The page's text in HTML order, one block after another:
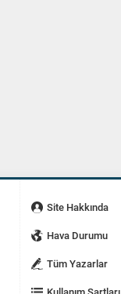
Site Hakkında
Hava Durumu
Tüm Yazarlar